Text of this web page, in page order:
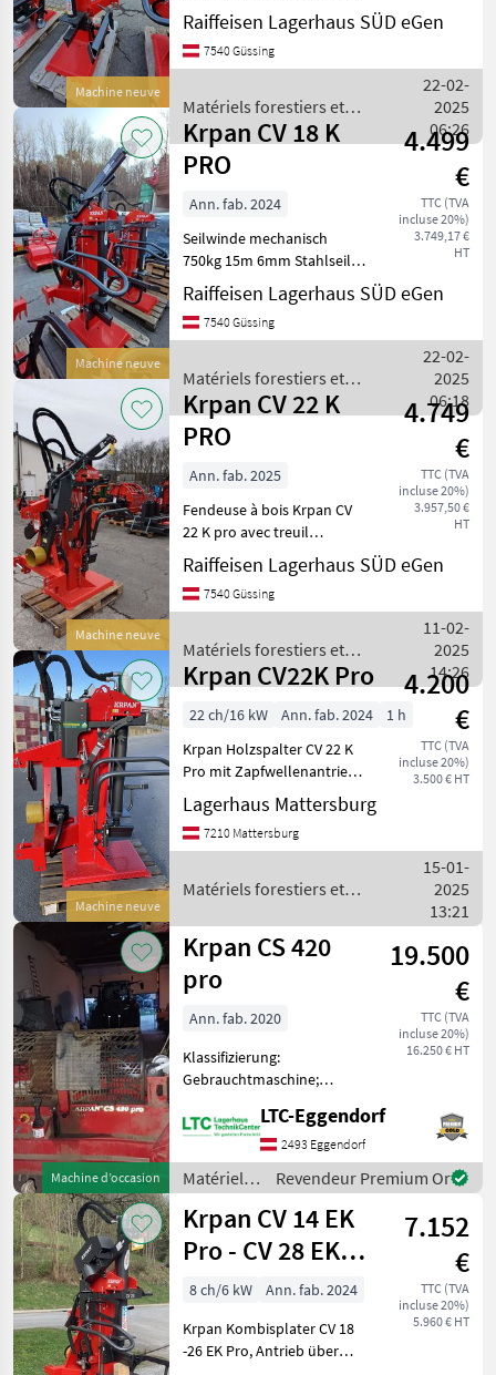
Machine neuve
bois Fendeuses de bûches
Raiffeisen Lagerhaus SÜD eGen
7540 Güssing
Matériels forestiers et
matériels pour le travail du
bois / Krpan
22-02-
2025
06:26
Machine neuve
Krpan CV 18 K
PRO
4.499
€
TTC (TVA
incluse 20%)
3.749,17 €
HT
Ann. fab. 2024
Seilwinde mechanisch
750kg 15m 6mm Stahlseil , ,
Matériels forestiers et
matériels pour le travail du
bois Fendeuses de bûches
Raiffeisen Lagerhaus SÜD eGen
7540 Güssing
Matériels forestiers et
matériels pour le travail du
bois / Krpan
22-02-
2025
06:18
Machine neuve
Krpan CV 22 K
PRO
4.749
€
TTC (TVA
incluse 20%)
3.957,50 €
HT
Ann. fab. 2025
Fendeuse à bois Krpan CV
22 K pro avec treuil
mécanique Force de
traction du treuil 750 kg,
câble de 15 m et 6 mm
matériels pour le travail
Raiffeisen Lagerhaus SÜD eGen
7540 Güssing
Matériels forestiers et
matériels pour le travail du
bois / Krpan
11-02-
2025
14:26
Machine neuve
Krpan CV22K Pro
4.200
€
TTC (TVA
incluse 20%)
3.500 € HT
22 ch/16 kW Ann. fab. 2024
1 h
Krpan Holzspalter CV 22 K
Pro mit Zapfwellenantrieb,
Spaltkarft 21 Tonnen,
Eigengewicht 457kg,
Dreipunktaufnahme Kat1
Ölinhalt von 40 Liter,
Lagerhaus Mattersburg
7210 Mattersburg
Matériels forestiers et
bois / Krpan
15-01-
2025
13:21
Machine d’occasion
Krpan CS 420
pro
19.500
€
TTC (TVA
incluse 20%)
16.250 € HT
Ann. fab. 2020
Klassifizierung:
Gebrauchtmaschine;
N.V.; Weitere
Maschinenmerkmale: Krpan
CS 420 pro Holzspalter
gebraucht. - Baujahr: 2020 -
horiz
LTC-Eggendorf
2493 Eggendorf
Matériels
forestiers
et
matériels
pour le
travail du
Krpan
Revendeur Premium Or
Krpan CV 14 EK
Pro - CV 28 EK
Pro
7.152
€
TTC (TVA
incluse 20%)
5.960 € HT
8 ch/6 kW
Ann. fab. 2024
Krpan Kombisplater CV 18
-26 EK Pro, Antrieb über